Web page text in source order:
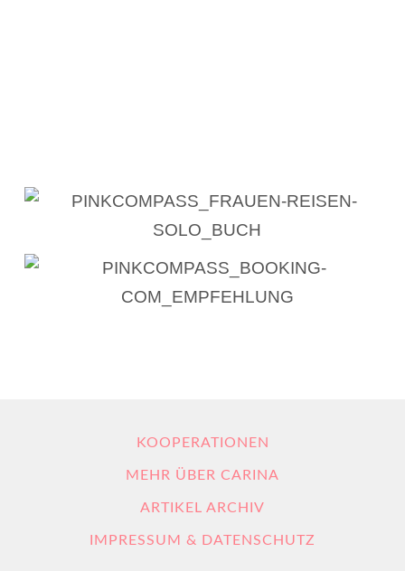
KOOPERATIONEN
MEHR ÜBER CARINA
ARTIKEL ARCHIV
IMPRESSUM & DATENSCHUTZ